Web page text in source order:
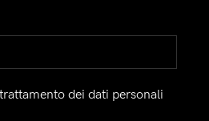
dei dati personali